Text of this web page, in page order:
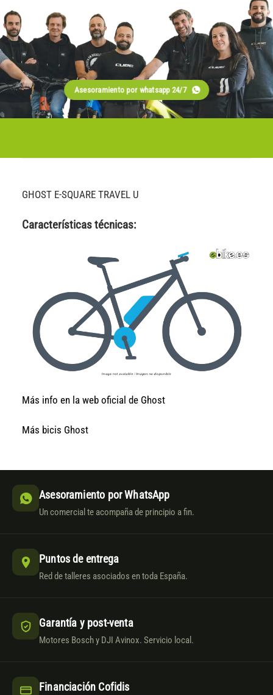
Asesoramiento por whatsapp 24/7
GHOST E-SQUARE TRAVEL U
Características técnicas:
Más info en la web oficial de Ghost
Más bicis Ghost
Asesoramiento por WhatsApp
Un comercial te acompaña de principio a fin.
Puntos de entrega
Red de talleres asociados en toda España.
Garantía y post-venta
Motores Bosch y DJI Avinox. Servicio local.
Financiación Cofidis